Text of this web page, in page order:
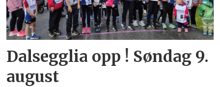
Dalsegglia opp ! Søndag 9.
august